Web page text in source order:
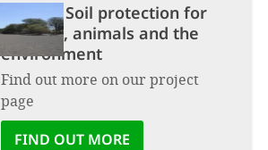
Project:Soil protection for
humans, animals and the
environment
Find out more on our project
page
FIND OUT MORE